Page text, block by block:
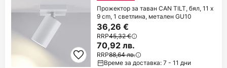
Прожектор за таван CAN TILT, бял, 11 x
9 cm, 1 светлина, метален GU10
36,26 €
RRP45,32 €
70,92 лв.
RRP88,64 лв.
Време за доставка: 7 - 11 дни